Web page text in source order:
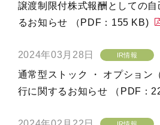
譲渡制限付株式報酬としての
るお知らせ （PDF：155 KB)
2024年03月28日 IR情報
通常型ストック ・ オプション
行に関するお知らせ （PDF：